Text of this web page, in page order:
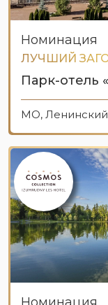
Номинация
ЛУЧШИЙ
Парк-отель
МО,